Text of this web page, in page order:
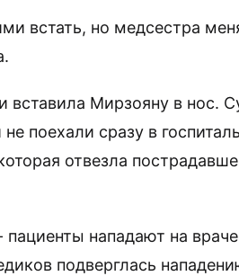
встать, но медсестра
Мирзояну в нос.
поехали сразу в
отвезла
нападают на
подверглась